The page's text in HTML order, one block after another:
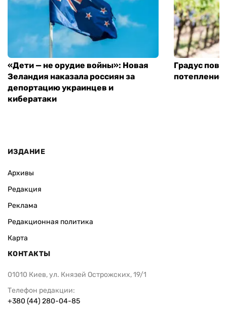
«Дети — не орудие войны»: Новая
Зеландия наказала россиян за
депортацию украинцев и
кибератаки
Градус
ИЗДАНИЕ
Архивы
Редакция
Реклама
Редакционная политика
Карта
КОНТАКТЫ
01010 Киев, ул. Князей Острожских, 19/1
Телефон редакции:
+380 (44) 280-04-85